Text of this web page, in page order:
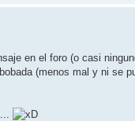
en el foro (o casi
(menos mal y ni se